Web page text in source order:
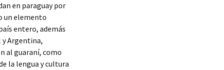
en paraguay por
un elemento
entero, además
y Argentina,
al guaraní, como
la lengua y cultura